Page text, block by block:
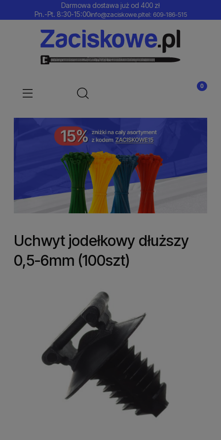
Darmowa dostawa już od 400 zł
Pn.-Pt. 8:30-15:00info@zaciskowe.pltel: 609-186-515
Uchwyt jodełkowy dłuższy
0,5-6mm (100szt)